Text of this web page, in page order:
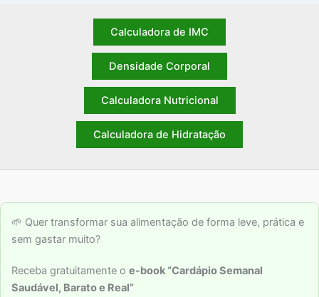
Calculadora de IMC
Densidade Corporal
Calculadora Nutricional
Calculadora de Hidratação
🌱 Quer transformar sua alimentação de forma leve, prática e
sem gastar muito?
Receba gratuitamente o e-book “Cardápio Semanal
Saudável, Barato e Real”